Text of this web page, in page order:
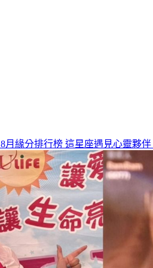
8月緣分排行榜 這星座遇見心靈夥伴